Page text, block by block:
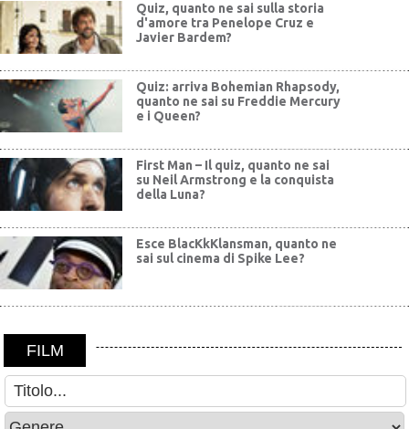
Quiz, quanto ne sai sulla storia
d'amore tra Penelope Cruz e
Javier Bardem?
Quiz: arriva Bohemian Rhapsody,
quanto ne sai su Freddie Mercury
e i Queen?
First Man – Il quiz, quanto ne sai
su Neil Armstrong e la conquista
della Luna?
Esce BlacKkKlansman, quanto ne
sai sul cinema di Spike Lee?